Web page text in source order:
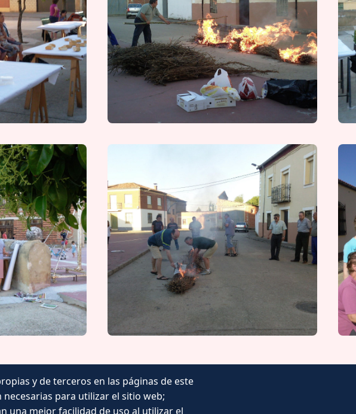
y de terceros en las páginas de este
para utilizar el sitio web;
una mejor facilidad de uso al utilizar el
de Roa